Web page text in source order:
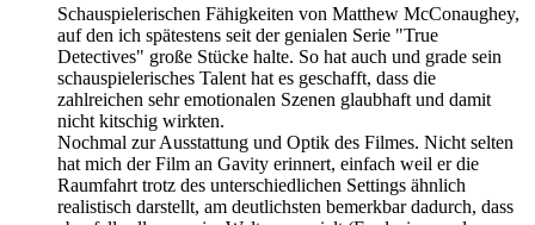
Schauspielerischen Fähigkeiten von Matthew McConaughey,
auf den ich spätestens seit der genialen Serie "True
Detectives" große Stücke halte. So hat auch und grade sein
schauspielerisches Talent hat es geschafft, dass die
zahlreichen sehr emotionalen Szenen glaubhaft und damit
nicht kitschig wirkten.
Nochmal zur Ausstattung und Optik des Filmes. Nicht selten
hat mich der Film an Gavity erinnert, einfach weil er die
Raumfahrt trotz des unterschiedlichen Settings ähnlich
realistisch darstellt, am deutlichsten bemerkbar dadurch, dass